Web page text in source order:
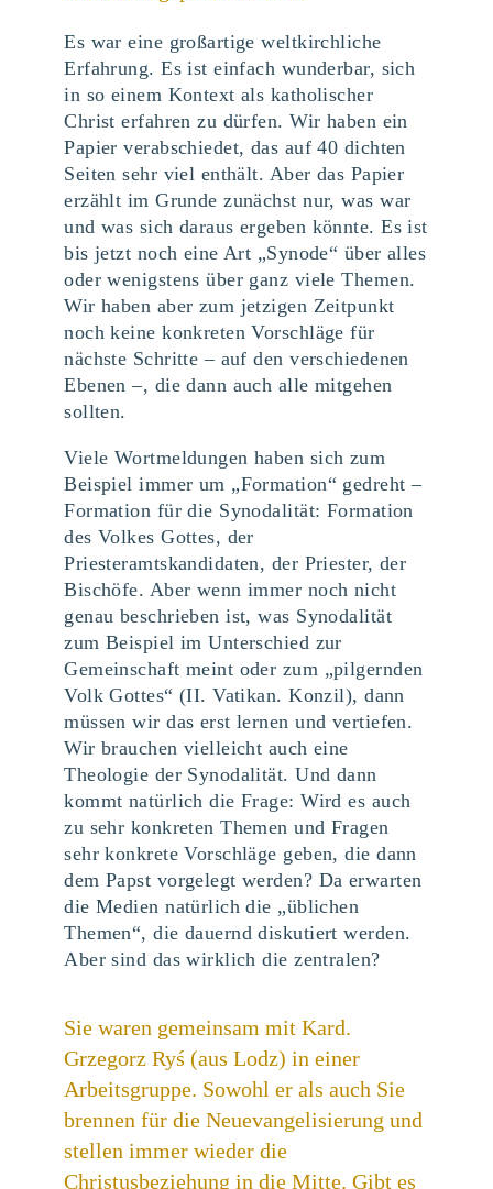
Es war eine großartige weltkirchliche
Erfahrung. Es ist einfach wunderbar, sich
in so einem Kontext als katholischer
Christ erfahren zu dürfen. Wir haben ein
Papier verabschiedet, das auf 40 dichten
Seiten sehr viel enthält. Aber das Papier
erzählt im Grunde zunächst nur, was war
und was sich daraus ergeben könnte. Es ist
bis jetzt noch eine Art „Synode“ über alles
oder wenigstens über ganz viele Themen.
Wir haben aber zum jetzigen Zeitpunkt
noch keine konkreten Vorschläge für
nächste Schritte – auf den verschiedenen
Ebenen ­–, die dann auch alle mitgehen
sollten.
Viele Wortmeldungen haben sich zum
Beispiel immer um „Formation“ gedreht –
Formation für die Synodalität: Formation
des Volkes Gottes, der
Priesteramtskandidaten, der Priester, der
Bischöfe. Aber wenn immer noch nicht
genau beschrieben ist, was Synodalität
zum Beispiel im Unterschied zur
Gemeinschaft meint oder zum „pilgernden
Volk Gottes“ (II. Vatikan. Konzil), dann
müssen wir das erst lernen und vertiefen.
Wir brauchen vielleicht auch eine
Theologie der Synodalität. Und dann
kommt natürlich die Frage: Wird es auch
zu sehr konkreten Themen und Fragen
sehr konkrete Vorschläge geben, die dann
dem Papst vorgelegt werden? Da erwarten
die Medien natürlich die „üblichen
Themen“, die dauernd diskutiert werden.
Aber sind das wirklich die zentralen?
Sie waren gemeinsam mit Kard.
Grzegorz Ryś (aus Lodz) in einer
Arbeitsgruppe. Sowohl er als auch Sie
brennen für die Neuevangelisierung und
stellen immer wieder die
Christusbeziehung in die Mitte. Gibt es